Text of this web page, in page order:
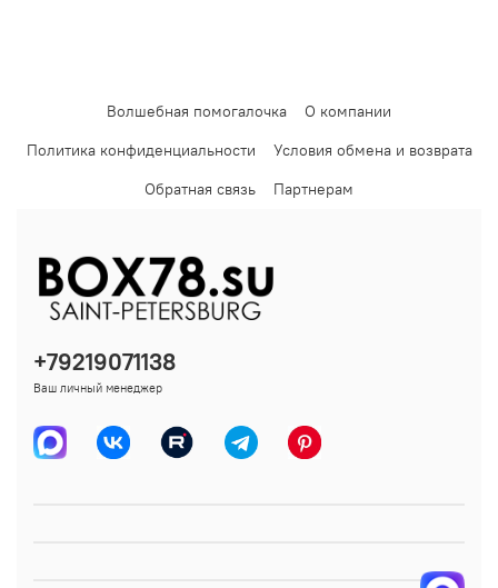
Волшебная помогалочка
О компании
Политика конфиденциальности
Условия обмена и возврата
Обратная связь
Партнерам
+79219071138
Ваш личный менеджер